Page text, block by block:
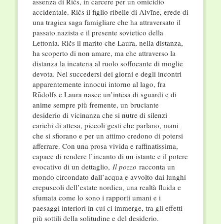
accidentale. Ričs il figlio ribelle di Alvīne, erede di
una tragica saga famigliare che ha attraversato il
passato nazista e il presente sovietico della
Lettonia. Ričs il marito che Laura, nella distanza,
ha scoperto di non amare, ma che attraverso la
distanza la incatena al ruolo soffocante di moglie
devota. Nel succedersi dei giorni e degli incontri
apparentemente innocui intorno al lago, fra
Rūdolfs e Laura nasce un’intesa di sguardi e di
anime sempre più fremente, un bruciante
desiderio di vicinanza che si nutre di silenzi
carichi di attesa, piccoli gesti che parlano, mani
che si sfiorano e per un attimo credono di potersi
afferrare. Con una prosa vivida e raffinatissima,
capace di rendere l’incanto di un istante e il potere
evocativo di un dettaglio, Il pozzo racconta un
mondo circondato dall’acqua e avvolto dai lunghi
crepuscoli dell’estate nordica, una realtà fluida e
sfumata come lo sono i rapporti umani e i
paesaggi interiori in cui ci immerge, tra gli effetti
più sottili della solitudine e del desiderio.